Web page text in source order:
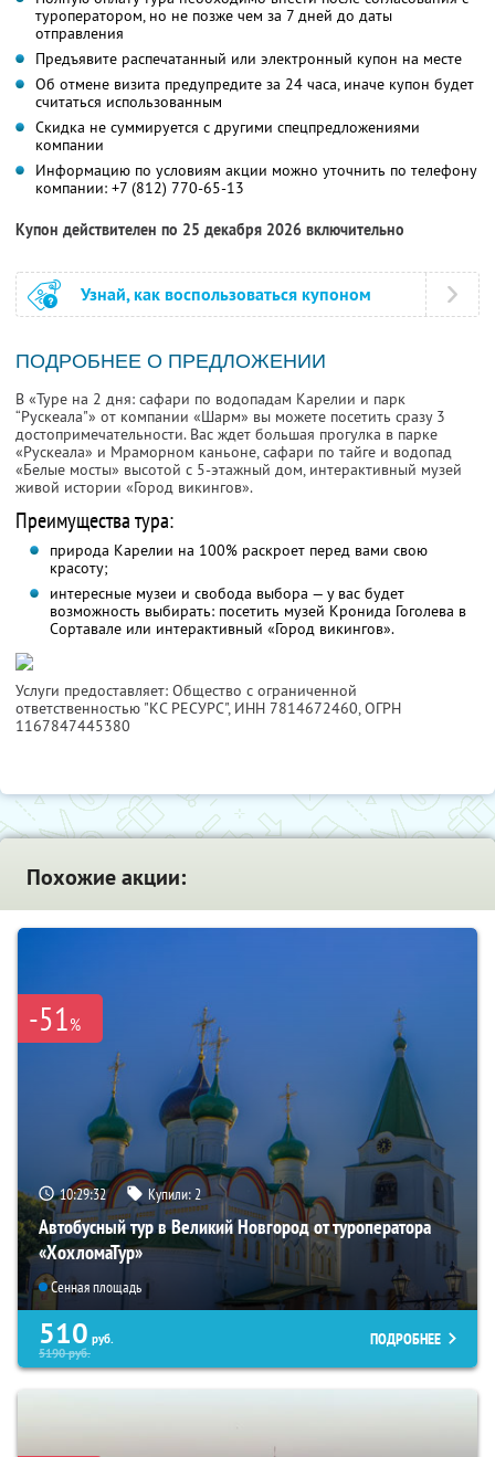
туроператором, но не позже чем за 7 дней до даты
отправления
Предъявите распечатанный или электронный купон на месте
Об отмене визита предупредите за 24 часа, иначе купон будет
считаться использованным
Скидка не суммируется с другими спецпредложениями
компании
Информацию по условиям акции можно уточнить по телефону
компании: +7 (812) 770-65-13
Купон действителен по 25 декабря 2026 включительно
Узнай, как воспользоваться купоном
ПОДРОБНЕЕ О ПРЕДЛОЖЕНИИ
В «Туре на 2 дня: сафари по водопадам Карелии и парк
“Рускеала"» от компании «Шарм» вы можете посетить сразу 3
достопримечательности. Вас ждет большая прогулка в парке
«Рускеала» и Мраморном каньоне, сафари по тайге и водопад
«Белые мосты» высотой с 5-этажный дом, интерактивный музей
живой истории «Город викингов».
Преимущества тура:
природа Карелии на 100% раскроет перед вами свою
красоту;
интересные музеи и свобода выбора — у вас будет
возможность выбирать: посетить музей Кронида Гоголева в
Сортавале или интерактивный «Город викингов».
Услуги предоставляет: Общество с ограниченной
ответственностью "КС РЕСУРС", ИНН 7814672460, ОГРН
1167847445380
Похожие акции:
-51%
10:29:31 Купили:2
Автобусный тур в Великий Новгород от туроператора
«ХохломаТур»
Сенная площадь
510 руб.
5190руб.
ПОДРОБНЕЕ